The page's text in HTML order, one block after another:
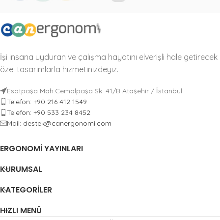
Ergonomik Koltuklar
Ergonomik Koltuk Tasarımları
İşi insana uyduran ve çalışma hayatını elverişli hale getirecek
özel tasarımlarla hizmetinizdeyiz.
Esatpaşa Mah.Cemalpaşa Sk. 41/B Ataşehir / İstanbul
Telefon: +90 216 412 1549
Telefon: +90 533 234 8452
Mail: destek@canergonomi.com
ERGONOMI YAYINLARI
KURUMSAL
KATEGORILER
HIZLI MENÜ